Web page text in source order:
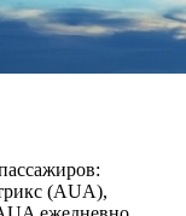
(AUA),